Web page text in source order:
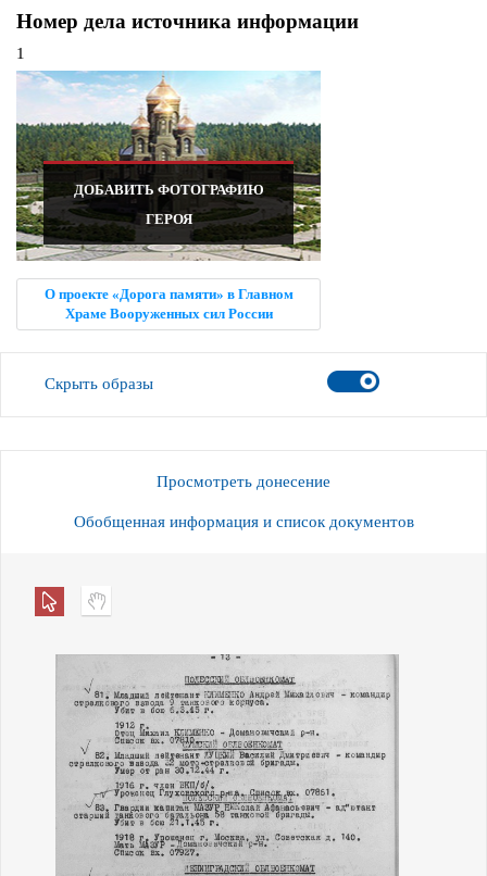
Номер дела источника информации
1
ДОБАВИТЬ ФОТОГРАФИЮ
ГЕРОЯ
О проекте «Дорога памяти» в Главном
Храме Вооруженных сил России
Скрыть образы
Просмотреть донесение
Обобщенная информация и список документов